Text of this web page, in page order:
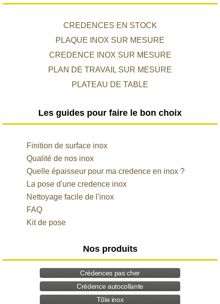
CREDENCES EN STOCK
PLAQUE INOX SUR MESURE
CREDENCE INOX SUR MESURE
PLAN DE TRAVAIL SUR MESURE
PLATEAU DE TABLE
Les guides pour faire le bon choix
Finition de surface inox
Qualité de nos inox
Quelle épaisseur pour ma credence en inox ?
La pose d'une credence inox
Nettoyage facile de l'inox
FAQ
Kit de pose
Nos produits
Crédences pas cher
Crédence autocollante
Tôle inox